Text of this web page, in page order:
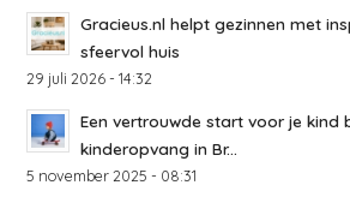
Gracieus.nl helpt gezinnen met
sfeervol huis
29 juli 2026 - 14:32
Een vertrouwde start voor je kind
kinderopvang in Br...
5 november 2025 - 08:31